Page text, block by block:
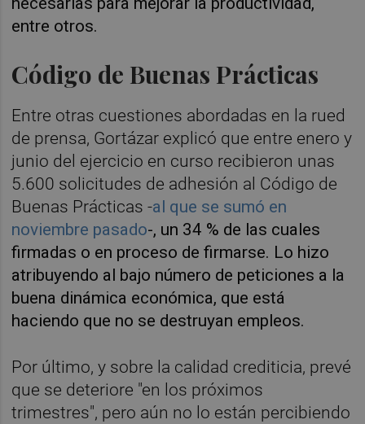
entre otros.
Código de Buenas Prácticas
Entre otras cuestiones abordadas en la rued
de prensa, Gortázar explicó que entre enero y
junio del ejercicio en curso recibieron unas
5.600 solicitudes de adhesión al Código de
Buenas Prácticas -al que se sumó en
noviembre pasado-, un 34 % de las cuales
firmadas o en proceso de firmarse. Lo hizo
atribuyendo al bajo número de peticiones a la
buena dinámica económica, que está
haciendo que no se destruyan empleos.
Por último, y sobre la calidad crediticia, prevé
que se deteriore "en los próximos
trimestres", pero aún no lo están percibiendo